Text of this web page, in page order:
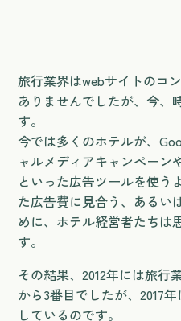
旅行業界はwebサイトのコ
ありませんでしたが、今、
す。
今では多くのホテルが、
ャルメディアキャンペーン
といった広告ツールを使う
た広告費に見合う、あるい
めに、ホテル経営者たちは
す。
その結果、2012年には旅行
から3番目でしたが、2017
しているのです。